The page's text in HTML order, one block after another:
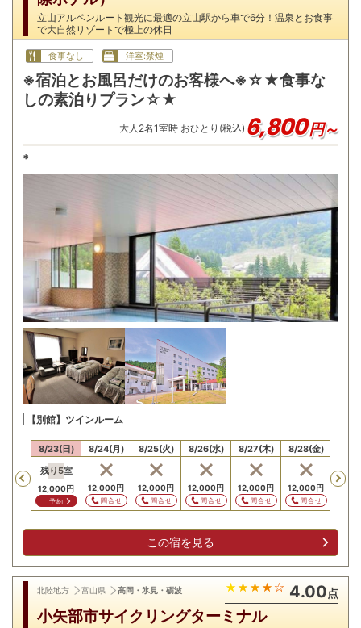
立山アルペンルート観光に最適の立山駅から車で6分！温泉とお食事
で大自然リゾートで極上の休日
食事なし 洋室:禁煙
※宿泊とお風呂だけのお客様へ※☆★食事な
しの素泊りプラン☆★
大人 2名1室時 おひとり(税込) 6,800円～
*
【別館】ツインルーム
Previous
円
8/23(日)
残り 5室
12,000円
予約
8/24(月)
12,000円
問合せ
8/25(火)
12,000円
問合せ
8/26(水)
12,000円
問合せ
8/27(木)
12,000円
問合せ
8/28(金)
12,000円
問合せ
この宿を見る
北陸地方 富山県 高岡・氷見・砺波 4.00点
小矢部市サイクリングターミナル